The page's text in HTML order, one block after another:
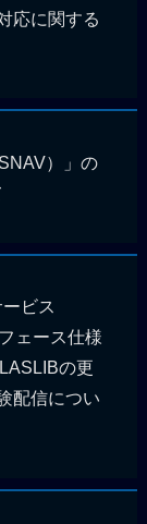
応に関する
）」の
ビス
ェース仕様
の更
配信につい